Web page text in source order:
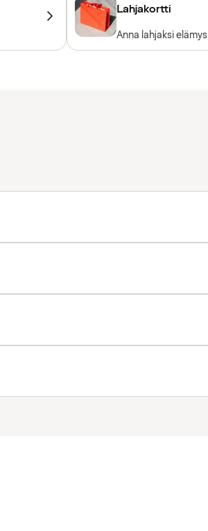
Lahjakortti
Anna lahjaksi elämys